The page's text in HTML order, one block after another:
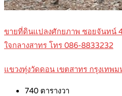
ขายที่ดินแปลงศักยภาพ ซอยจันทน์
ใจกลางสาทร โทร 086-8833232
แขวงทุ่งวัดดอน เขตสาทร กรุงเทพ
740 ตารางวา